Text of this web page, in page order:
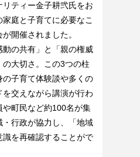
リティー金子耕弐氏をお
庭と子育てに必要なこ
開催されました。
動の共有」と「親の権威
の大切さ。この3つの柱
子育て体験談や多くの
交えながら講演が行わ
町民など約100名が集
行政が協力し、「地域
を再確認することがで